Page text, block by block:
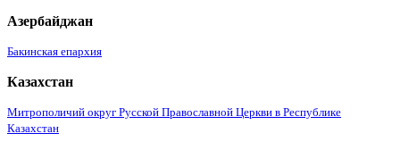
Азербайджан
Бакинская епархия
Казахстан
Митрополичий округ Русской Православной Церкви в Республике
Казахстан